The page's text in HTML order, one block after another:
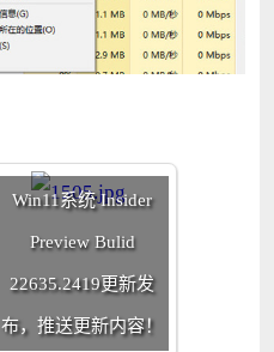
Win11系统 Insider
Preview Bulid
22635.2419更新发
布，推送更新内容！